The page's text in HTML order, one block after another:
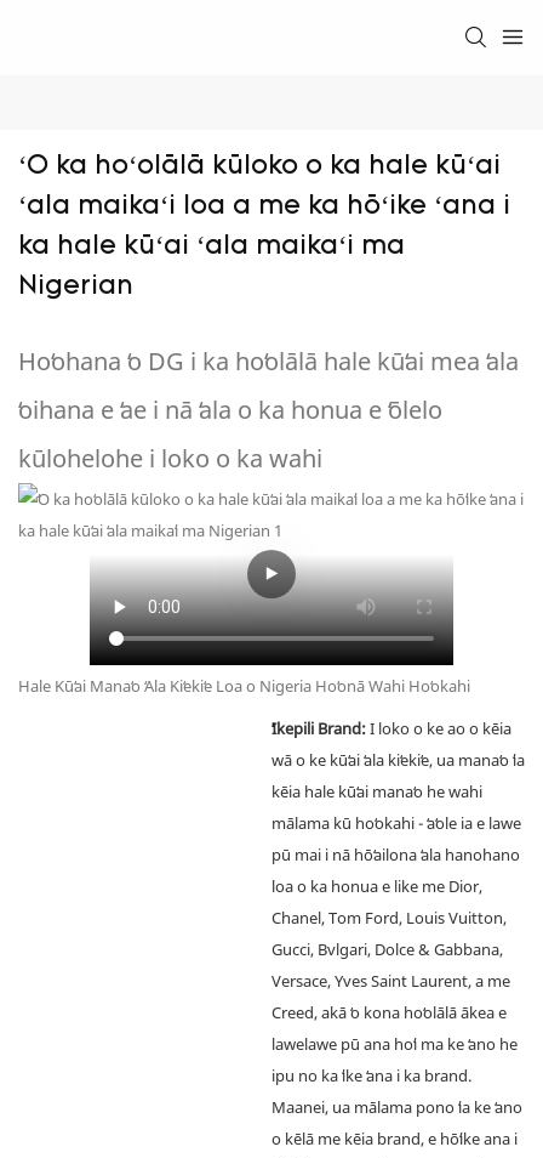
ʻO ka hoʻolālā kūloko o ka hale kūʻai
ʻala maikaʻi loa a me ka hōʻike ʻana i
ka hale kūʻai ʻala maikaʻi ma
Nigerian
Hoʻohana ʻo DG i ka hoʻolālā hale kūʻai mea ʻala
ʻoihana e ʻae i nā ʻala o ka honua e ʻōlelo
kūlohelohe i loko o ka wahi
Hale Kūʻai Manaʻo ʻAla Kiʻekiʻe Loa o Nigeria Hoʻonā Wahi Hoʻokahi
ʻIkepili Brand:I loko o ke ao o kēia
wā o ke kūʻai ʻala kiʻekiʻe, ua manaʻo ʻia
kēia hale kūʻai manaʻo he wahi
mālama kū hoʻokahi - ʻaʻole ia e lawe
pū mai i nā hōʻailona ʻala hanohano
loa o ka honua e like me Dior,
Chanel, Tom Ford, Louis Vuitton,
Gucci, Bvlgari, Dolce & Gabbana,
Versace, Yves Saint Laurent, a me
Creed, akā ʻo kona hoʻolālā ākea e
lawelawe pū ana hoʻi ma ke ʻano he
ipu no ka ʻike ʻana i ka brand.
Maanei, ua mālama pono ʻia ke ʻano
o kēlā me kēia brand, e hōʻike ana i